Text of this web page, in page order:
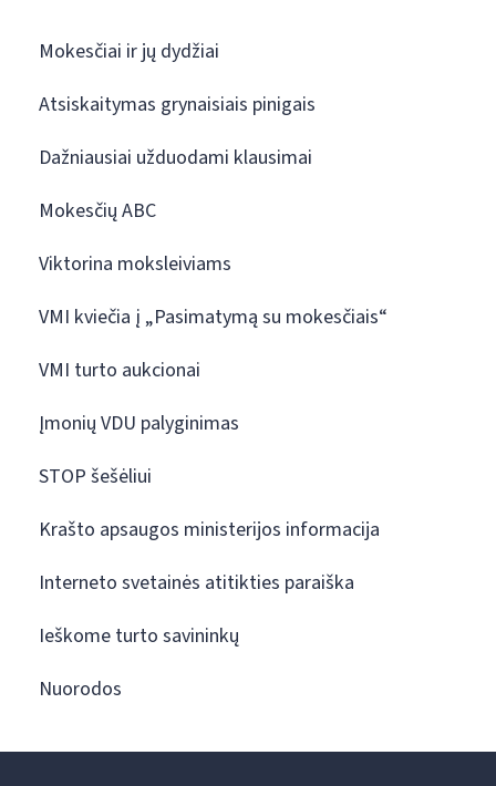
Mokesčiai ir jų dydžiai
Atsiskaitymas grynaisiais pinigais
Dažniausiai užduodami klausimai
Mokesčių ABC
Viktorina moksleiviams
VMI kviečia į „Pasimatymą su mokesčiais“
VMI turto aukcionai
Įmonių VDU palyginimas
STOP šešėliui
Krašto apsaugos ministerijos informacija
Interneto svetainės atitikties paraiška
Ieškome turto savininkų
Nuorodos